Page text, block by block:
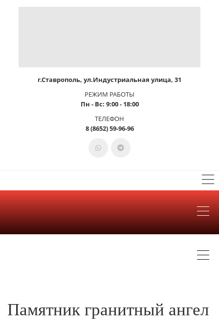
г.Ставрополь, ул.Индустриальная улица, 31
РЕЖИМ РАБОТЫ
Пн - Вс: 9:00 - 18:00
ТЕЛЕФОН
8 (8652) 59-96-96
Памятник гранитный ангел